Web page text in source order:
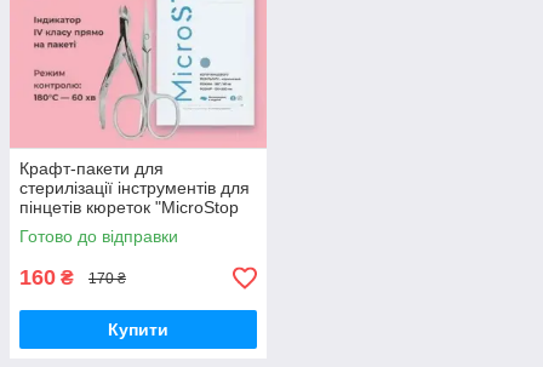
Крафт-пакети для
стерилізації інструментів для
пінцетів кюреток "MicroStop
ECO" 100x200 (100шт) термо
пакети
Готово до відправки
160 ₴ 170 ₴
Купити